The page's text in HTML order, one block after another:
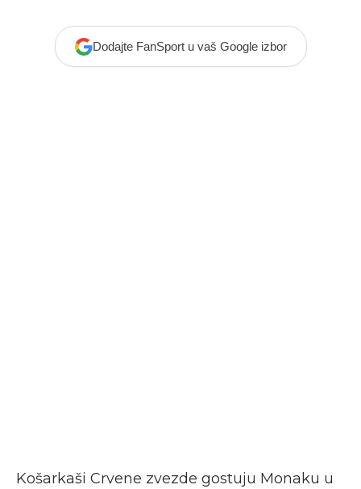
Dodajte FanSport u vaš Google izbor
Košarkaši Crvene zvezde gostuju Monaku u